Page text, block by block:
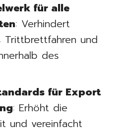
für alle
: Verhindert
Trittbrettfahren und
des
für Export
: Erhöht die
und vereinfacht